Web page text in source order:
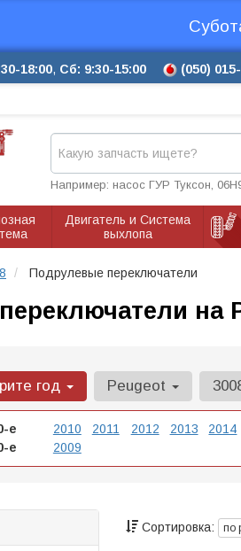
18:00, Сб: 9:30-15:00 (050)
Например: насос ГУР Туксон,
Двигатель и Система
выхлопа
Подрулевые переключатели
на
год
е 2010 2011 2012 2013 2014
е
2009
Peugeot
Сортировка: по